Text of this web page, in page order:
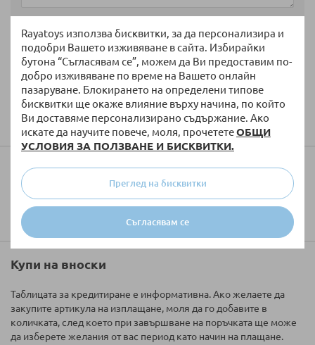
Rayatoys използва бисквитки, за да персонализира и
подобри Вашето изживяване в сайта. Избирайки
бутона “Съгласявам се”, можем да Ви предоставим по-
добро изживяване по време на Вашето онлайн
пазаруване. Блокирането на определени типове
бисквитки ще окаже влияние върху начина, по който
Ви доставяме персонализирано съдържание. Ако
искате да научите повече, моля, прочететеОБЩИ
УСЛОВИЯ ЗА ПОЛЗВАНЕ И БИСКВИТКИ.
Съгласявам се
Преглед на бисквитки
Изпратете
Колко ще струва доставката?
Купи на вноски
Таблицата за кредитиране е информативна. Ако желаете да
закупите артикула на изплащане, моля да го добавите в
количката, след което при завършване на поръчката ще може
да изберете желания от вас период като начин на плащане.